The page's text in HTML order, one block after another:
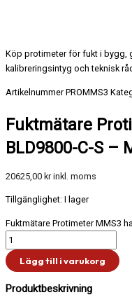
Köp protimeter för fukt i bygg,
kalibreringsintyg och teknisk
ArtikelnummerPROMMS3
Fuktmätare
BLD9800-C-S –
20625,00 kr inkl. moms
Tillgänglighet: I lager
Fuktmätare Protimeter MMS3
Lägg till i varukorg
Produktbeskrivning